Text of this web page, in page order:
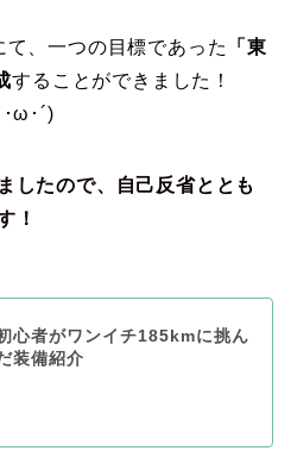
、一つの目標であった
「東
することができました！
ω･´)
したので、自己反省ととも
！
心者がワンイチ185kmに挑ん
装備紹介